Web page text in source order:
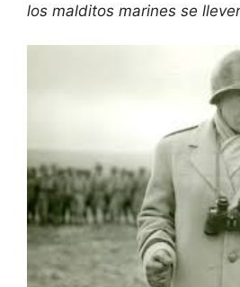
los malditos marines se